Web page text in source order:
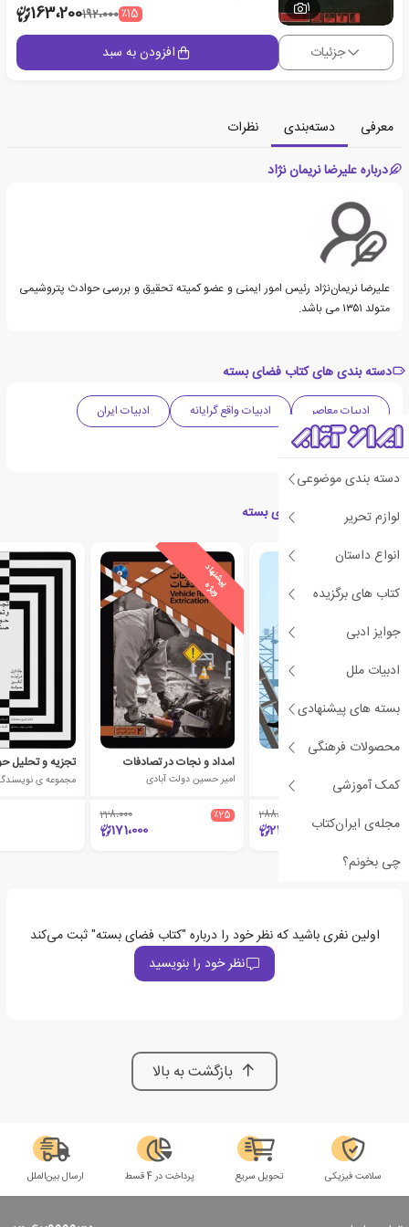
دسته بندی موضوعی
لوازم تحریر
انواع داستان
کتاب های برگزیده
جوایز ادبی
ادبیات ملل
بسته های پیشنهادی
محصولات فرهنگی
کمک آموزشی
مجله‌ی ایران‌کتاب
چی بخونم؟
1 ٪15192،000163،200
جزئیات افزودن به سبد
معرفی دسته‌بندی
نظرات
درباره علیرضا نریمان نژاد
علیرضا نریمان‌نژاد رئیس امور ایمنی و عضو کمیته تحقیق و بررسی حوادث پتروشیمی
متولد ۱۳۵۱ می باشد.
دسته بندی های کتاب فضای بسته
ادبیات معاصر ادبیات واقع گرایانه
ادبیات ایران
ایمنی
کتاب های مرتبط با فضای بسته
پ
ه
مجموعه ی نویسندگان
٪25 288،000
216،000
پ
ی
ش
ن
ه
ا
د
و
ی
ژ
ه
امداد و نجات در تصادفات
امیر حسین دولت آبادی
٪25 228،000
171،000
تجزیه و تحلیل
مجموعه ی
اولین نفری باشید که نظر خود را درباره "کتاب فضای بسته" ثبت می‌کند
نظر خود را بنویسید
بازگشت به بالا
سلامت فیزیکی تحویل سریع پرداخت در 4 قسط ارسال بین‌الملل